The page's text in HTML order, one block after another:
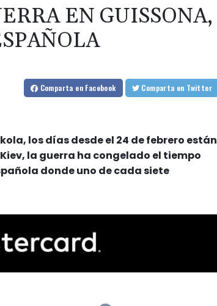
EN GUISSONA,
Comparta en Facebook Comparta en Twitter
los días desde el 24 de febrero están
la guerra ha congelado el tiempo
donde uno de cada siete